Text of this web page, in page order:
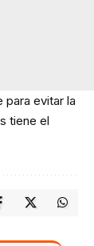
evitar la
tiene el